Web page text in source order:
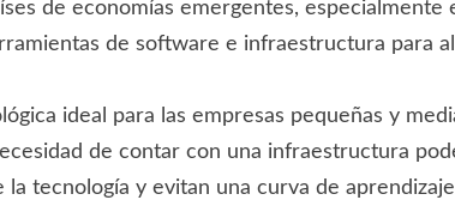
de economías emergentes,
de software e infraestructura para
ideal para las empresas pequeñas y
de contar con una infraestructura
tecnología y evitan una curva de